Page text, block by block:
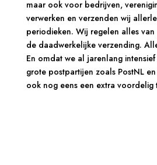
maar ook voor bedrijven,
verwerken en verzenden wij
periodieken. Wij regelen alles
de daadwerkelijke verzending.
En omdat we al jarenlang
grote postpartijen zoals PostNL
ook nog eens een extra voordelig